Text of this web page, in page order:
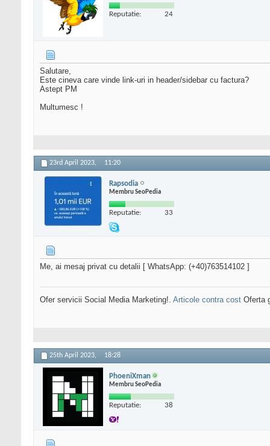
Reputatie: 24
Salutare,
Este cineva care vinde link-uri in header/sidebar cu factura?
Astept PM
Multumesc !
23rd April 2023, 11:20
Rapsodia
Membru SeoPedia
Reputatie: 33
Me, ai mesaj privat cu detalii [ WhatsApp: (+40)763514102 ]
Ofer servicii Social Media Marketing!. Articole contra cost Oferta
25th April 2023, 18:28
PhoeniXman
Membru SeoPedia
Reputatie: 38